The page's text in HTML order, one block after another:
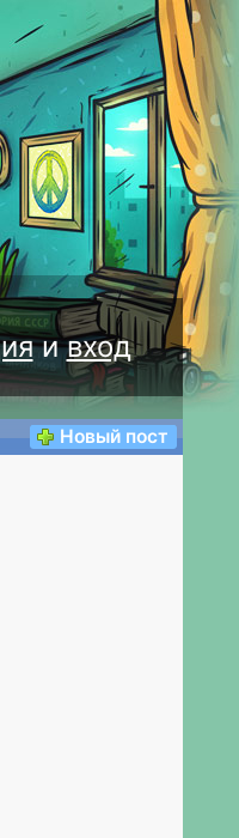
ивход
Новый пост